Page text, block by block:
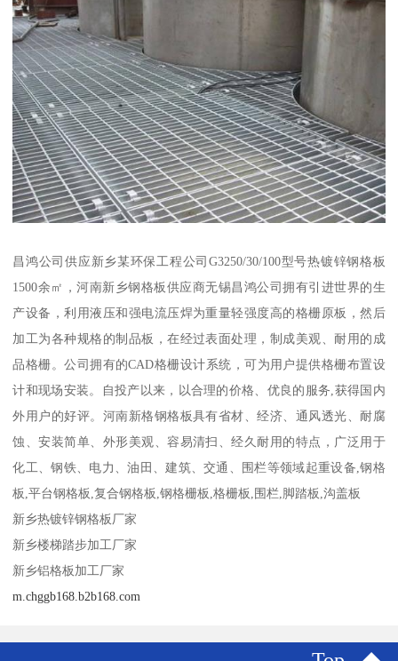
昌鸿公司供应新乡某环保工程公司G3250/30/100型号热镀锌钢格板
1500余㎡，河南新乡钢格板供应商无锡昌鸿公司拥有引进世界的生
产设备，利用液压和强电流压焊为重量轻强度高的格栅原板，然后
加工为各种规格的制品板，在经过表面处理，制成美观、耐用的成
品格栅。公司拥有的CAD格栅设计系统，可为用户提供格栅布置设
计和现场安装。自投产以来，以合理的价格、优良的服务,获得国内
外用户的好评。河南新格钢格板具有省材、经济、通风透光、耐腐
蚀、安装简单、外形美观、容易清扫、经久耐用的特点，广泛用于
化工、钢铁、电力、油田、建筑、交通、围栏等领域起重设备,钢格
板,平台钢格板,复合钢格板,钢格栅板,格栅板,围栏,脚踏板,沟盖板
新乡热镀锌钢格板厂家
新乡楼梯踏步加工厂家
新乡铝格板加工厂家
m.chggb168.b2b168.com